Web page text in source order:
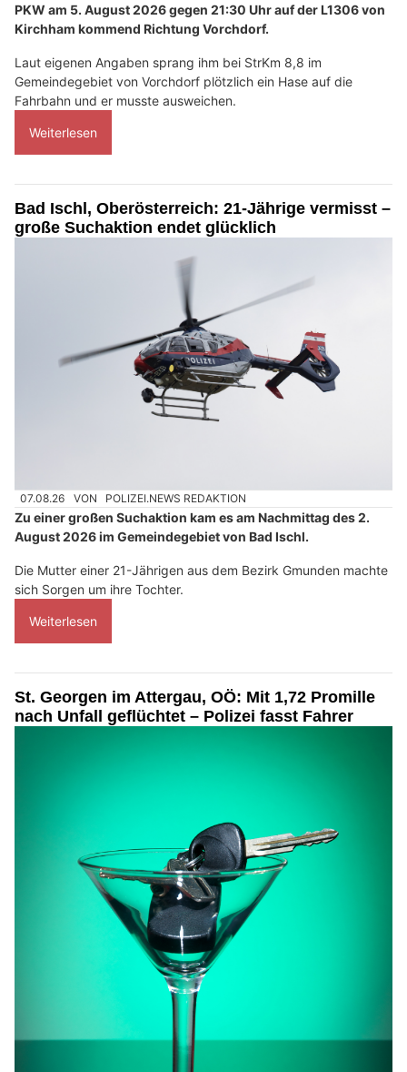
PKW am 5. August 2026 gegen 21:30 Uhr auf der L1306 von
Kirchham kommend Richtung Vorchdorf.
Laut eigenen Angaben sprang ihm bei StrKm 8,8 im
Gemeindegebiet von Vorchdorf plötzlich ein Hase auf die
Fahrbahn und er musste ausweichen.
Weiterlesen
Bad Ischl, Oberösterreich: 21-Jährige vermisst –
große Suchaktion endet glücklich
07.08.26 VON POLIZEI.NEWS REDAKTION
Zu einer großen Suchaktion kam es am Nachmittag des 2.
August 2026 im Gemeindegebiet von Bad Ischl.
Die Mutter einer 21-Jährigen aus dem Bezirk Gmunden machte
sich Sorgen um ihre Tochter.
Weiterlesen
St. Georgen im Attergau, OÖ: Mit 1,72 Promille
nach Unfall geflüchtet – Polizei fasst Fahrer